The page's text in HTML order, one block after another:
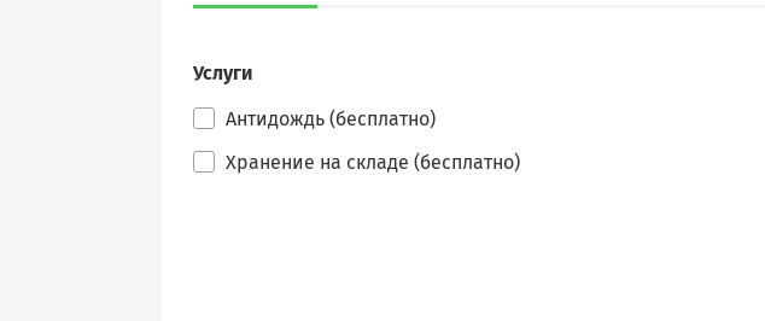
Услуги
Антидождь (бесплатно)
Хранение на складе (бесплатно)